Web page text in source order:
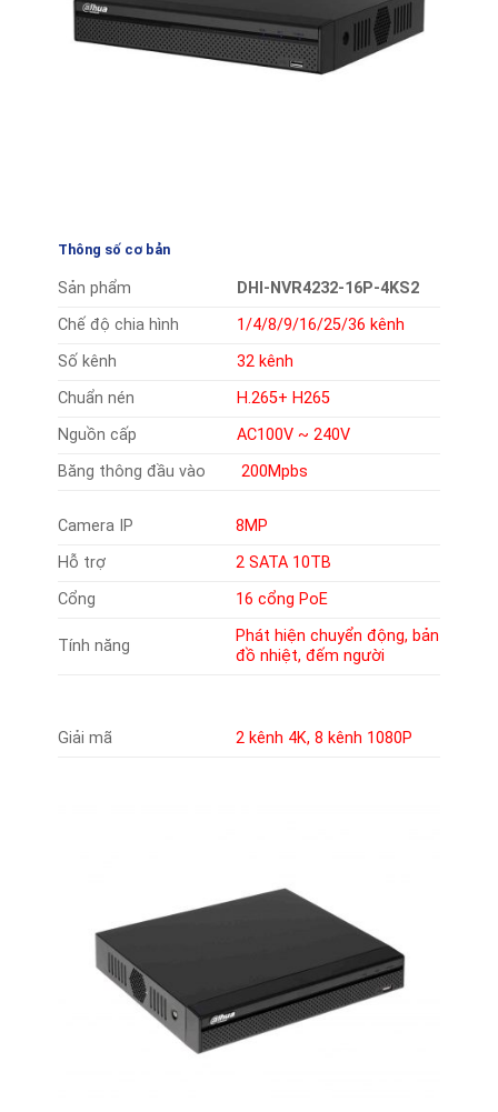
Thông số cơ bản
Sản phẩm
DHI-NVR4232-16P-4KS2
Chế độ chia hình
1/4/8/9/16/25/36 kênh
Số kênh
32 kênh
Chuẩn nén
H.265+ H265
Nguồn cấp
AC100V ~ 240V
Băng thông đầu vào
200Mpbs
Camera IP
8MP
Hỗ trợ
2 SATA 10TB
Cổng
16 cổng PoE
Tính năng
Phát hiện chuyển động, bản
đồ nhiệt, đếm người
Giải mã 2 kênh 4K, 8 kênh 1080P